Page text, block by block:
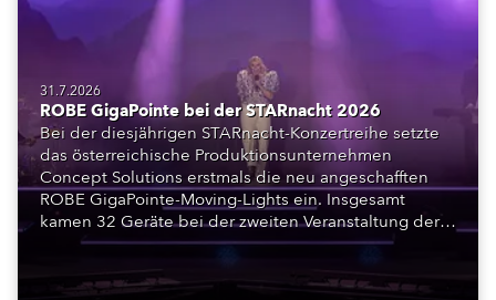
31.7.2026
ROBE GigaPointe bei der STARnacht 2026
Bei der diesjährigen STARnacht-Konzertreihe setzte
das österreichische Produktionsunternehmen
Concept Solutions erstmals die neu angeschafften
ROBE GigaPointe-Moving-Lights ein. Insgesamt
kamen 32 Geräte bei der zweiten Veranstaltung der
Reihe am Wörthersee in Klagenfurt zum Einsatz.
Ergänzt wurden sie durch iFORTE, iPAINTE LTM,
Spiider und iSpiider aus dem Mietpark des